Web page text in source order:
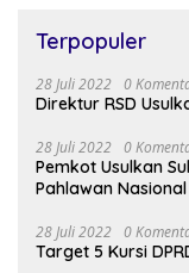
Terpopuler
28 Juli 2022 0
Direktur RSD
28 Juli 2022 0
Pemkot Usulkan
Pahlawan Nasional
28 Juli 2022 0
Target 5 Kursi